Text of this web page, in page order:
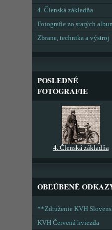
4. Členská základňa
Fotografie zo starých
Zbrane, technika a výstroj
POSLEDNÉ
FOTOGRAFIE
4. Členská základňa
OBĽÚBENÉ
**Združenie KVH
KVH Červená hviezda